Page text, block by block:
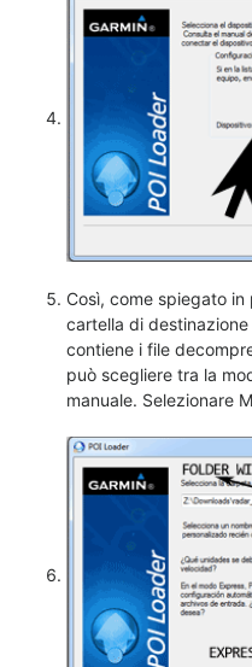
Così, come spiegato
cartella di
contiene i file
può scegliere tra la
manuale. Selezionare